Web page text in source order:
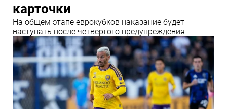
карточки
На общем этапе еврокубков наказание будет
наступать после четвертого предупреждения